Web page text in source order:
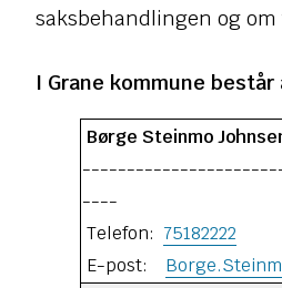
saksbehandlingen og
I Grane kommune
Børge Steinmo
----
Telefon: 75182222
E-post: